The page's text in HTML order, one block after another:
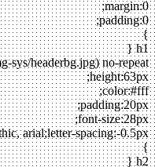
margin:0;
padding:0;
}
h1 {
sys/headerbg.jpg) no-repeat;
height:63px;
color:#fff;
padding:20px;
font-size:28px;
arial;letter-spacing:-0.5px;
}
h2 {